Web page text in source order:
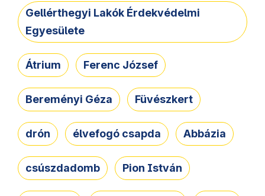
Gellérthegyi Lakók Érdekvédelmi
Egyesülete
Átrium Ferenc József
Bereményi Géza Füvészkert
drón élvefogó csapda Abbázia
csúszdadomb Pion István